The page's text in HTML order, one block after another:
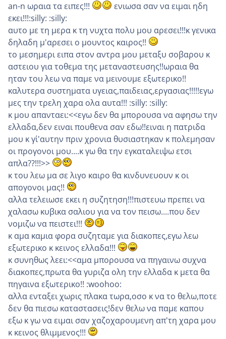
an-n ωραια τα ειπες!!!
ενιωσα σαν να ειμαι ηδη
εκει!!!:silly: :silly:
αυτο με τη μερα κ τη νυχτα πολυ μου αρεσει!!!κ γενικα
δηλαδη μ'αρεσει ο μουντος καιρος!!
το μεσημερι ειπα στον αντρα μου μεταξυ σοβαρου κ
αστειου για τοθεμα της μεταναστευσης!!ωραια θα
ηταν του λεω να παμε να μεινουμε εξωτερικο!!
καλυτερα συστηματα υγειας,παιδειας,εργασιας!!!!!εγω
μες την τρελη χαρα ολα αυτα!!! :silly: :silly:
κ μου απανταει:<<εγω δεν θα μπορουσα να αφησω την
ελλαδα,δεν ειναι πουθενα σαν εδω!!ειναι η πατριδα
μου κ γι΄'αυτην πριν χρονια θυσιαστηκαν κ πολεμησαν
οι προγονοι μου....κ γω θα την εγκαταλειψω ετσι
απλα??!!!>>
κ του λεω μα σε λιγο καιρο θα κινδυνευουν κ οι
απογονοι μας!!
αλλα τελειωσε εκει η συζητηση!!!πιστευω πρεπει να
χαλασω κυβικα σαλιου για να τον πεισω....που δεν
νομιζω να πειστει!!!
κ αμα καμια φορα συζηταμε για διακοπες,εγω λεω
εξωτερικο κ κεινος ελλαδα!!!
κ συνηθως λεει:<<αμα μπορουσα να πηγαινω συχνα
διακοπες,πρωτα θα γυριζα ολη την ελλαδα κ μετα θα
πηγαινα εξωτερικο!! :woohoo:
αλλα ενταξει χωρις πλακα τωρα,οσο κ να το θελω,ποτε
δεν θα πιεσω καταστασεις!δεν θελω να παμε καπου
εξω κ γω να ειμαι σαν χαζοχαρουμενη απ'τη χαρα μου
κ κεινος θλιμμενος!!!